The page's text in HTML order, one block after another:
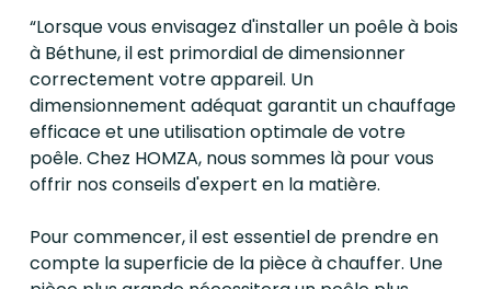
“Lorsque vous envisagez d'installer un poêle à bois
à Béthune, il est primordial de dimensionner
correctement votre appareil. Un
dimensionnement adéquat garantit un chauffage
efficace et une utilisation optimale de votre
poêle. Chez HOMZA, nous sommes là pour vous
offrir nos conseils d'expert en la matière.
Pour commencer, il est essentiel de prendre en
compte la superficie de la pièce à chauffer. Une